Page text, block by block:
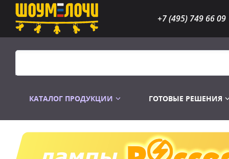
+7 (495) 749 66 09
КАТАЛОГ ПРОДУКЦИИ ГОТОВЫЕ РЕШЕНИЯ